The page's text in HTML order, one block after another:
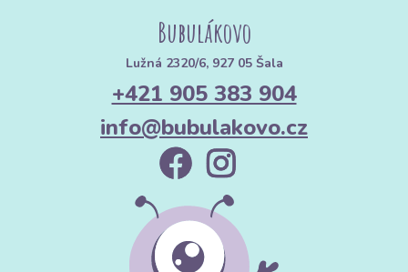
Bubulákovo
Lužná 2320/6, 927 05 Šala
+421 905 383 904
info@bubulakovo.cz